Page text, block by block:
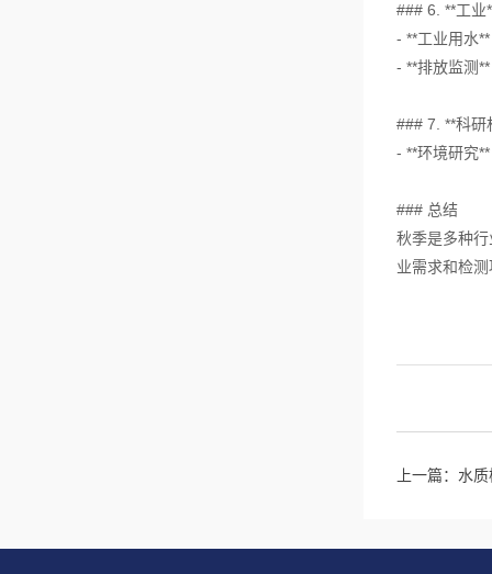
### 6. **工业
- **工业用水
- **排放监测
### 7. **科研
- **环境研究
### 总结
秋季是多种
业需求和检
上一篇： 水